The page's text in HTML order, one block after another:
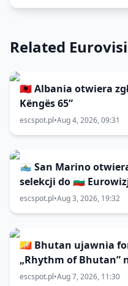
Related
🇦🇱 Albania otwiera
Këngës 65”
escspot.pl•Aug 4, 2026, 09:31
🇸🇲 San Marino
selekcji do 🇧🇬
escspot.pl•Aug 3, 2026, 19:32
🇧🇹 Bhutan ujawnia
„Rhythm of Bhutan”
escspot.pl•Aug 7, 2026, 11:30